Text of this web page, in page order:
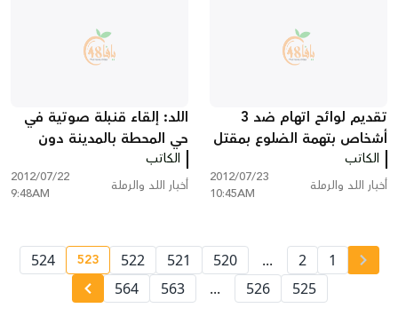
تقديم لوائح اتهام ضد 3
أشخاص بتهمة الضلوع بمقتل
الشابة نسرين مصراتي
الكاتب
أخبار اللد والرملة
2012/07/23
10:45AM
اللد: إلقاء قنبلة صوتية في
حي المحطة بالمدينة دون
وقوع إصابات
الكاتب
أخبار اللد والرملة
2012/07/22
9:48AM
1
2
...
520
521
522
page number523
524
525
526
...
563
564